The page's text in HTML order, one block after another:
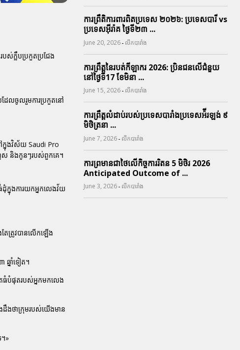
ស់ក្លឹបប្រកួតប្រជែង
ដែលចូលរួមការប្រកួតនៅ
ក្នុងវិស័យ Saudi Pro
ស និងកូនៗរបស់ពួកគេ។
ក្នុងការយកអ្នកលេងវ័យ
ែត្រូវបានលើកឡើង
ឆ្នាំទៀត។
ធំបំផុតរបស់អ្នកមកលេង
ដឹងថាក្រុមរបស់យើងមាន
។»
ការព្រឹតិការពារ​ពិតប្រទេស ២០២៦: ប្រទេសបារី vs
ប្រទេសអ៊ីរ៉ាគ ថ្ងៃទី​២៣ ...
June 20, 2026 - លីកបារាំង
ការព្រឹត្តនៃរបត់កីឡាករ 2026: ប្រិនជនលើជំនួយ
នៅថ្ងៃទី17 ខែមិនា ...
June 15, 2026 - លីកបារាំង
ការព្រឹត្តលំដាប់របស់ប្រទេសបារាំងប្រទេសអ៉ីរឡង់ ៩
មិថិត្រនា ...
June 7, 2026 - លីកបារាំង
ការព្រមានជាថៃលើកិច្ចការរិតន 5 មិថិរ 2026
Anticipated Outcome of ...
June 3, 2026 - លីកបារាំង